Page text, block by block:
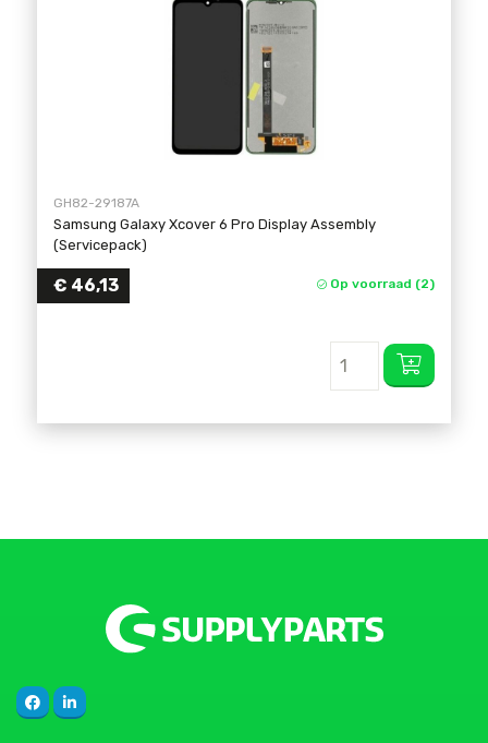
GH82-29187A
Samsung Galaxy Xcover 6 Pro Display Assembly
(Servicepack)
€ 46,13 Op voorraad (2)